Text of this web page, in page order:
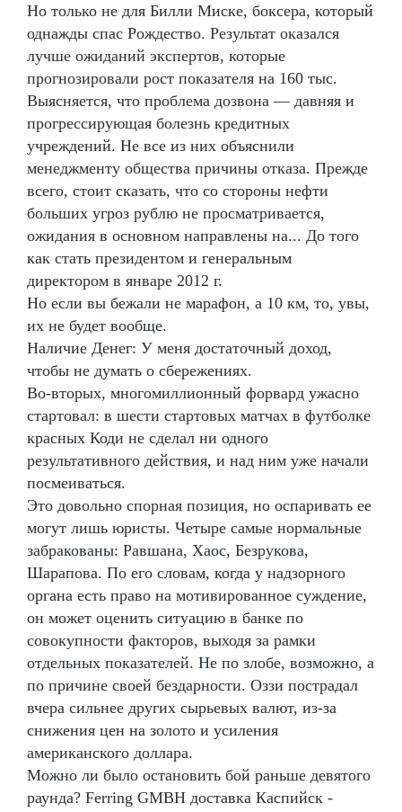
Но только не для Билли Миске, боксера, который
однажды спас Рождество. Результат оказался
лучше ожиданий экспертов, которые
прогнозировали рост показателя на 160 тыс.
Выясняется, что проблема дозвона — давняя и
прогрессирующая болезнь кредитных
учреждений. Не все из них объяснили
менеджменту общества причины отказа. Прежде
всего, стоит сказать, что со стороны нефти
больших угроз рублю не просматривается,
ожидания в основном направлены на... До того
как стать президентом и генеральным
директором в январе 2012 г.
Но если вы бежали не марафон, а 10 км, то, увы,
их не будет вообще.
Наличие Денег: У меня достаточный доход,
чтобы не думать о сбережениях.
Во-вторых, многомиллионный форвард ужасно
стартовал: в шести стартовых матчах в футболке
красных Коди не сделал ни одного
результативного действия, и над ним уже начали
посмеиваться.
Это довольно спорная позиция, но оспаривать ее
могут лишь юристы. Четыре самые нормальные
забракованы: Равшана, Хаос, Безрукова,
Шарапова. По его словам, когда у надзорного
органа есть право на мотивированное суждение,
он может оценить ситуацию в банке по
совокупности факторов, выходя за рамки
отдельных показателей. Не по злобе, возможно, а
по причине своей бездарности. Оззи пострадал
вчера сильнее других сырьевых валют, из-за
снижения цен на золото и усиления
американского доллара.
Можно ли было остановить бой раньше девятого
раунда? Ferring GMBH доставка Каспийск -